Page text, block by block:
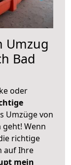
Umzug
Bad
oder
Umzüge von
geht! Wenn
richtige
auf Ihre
mein